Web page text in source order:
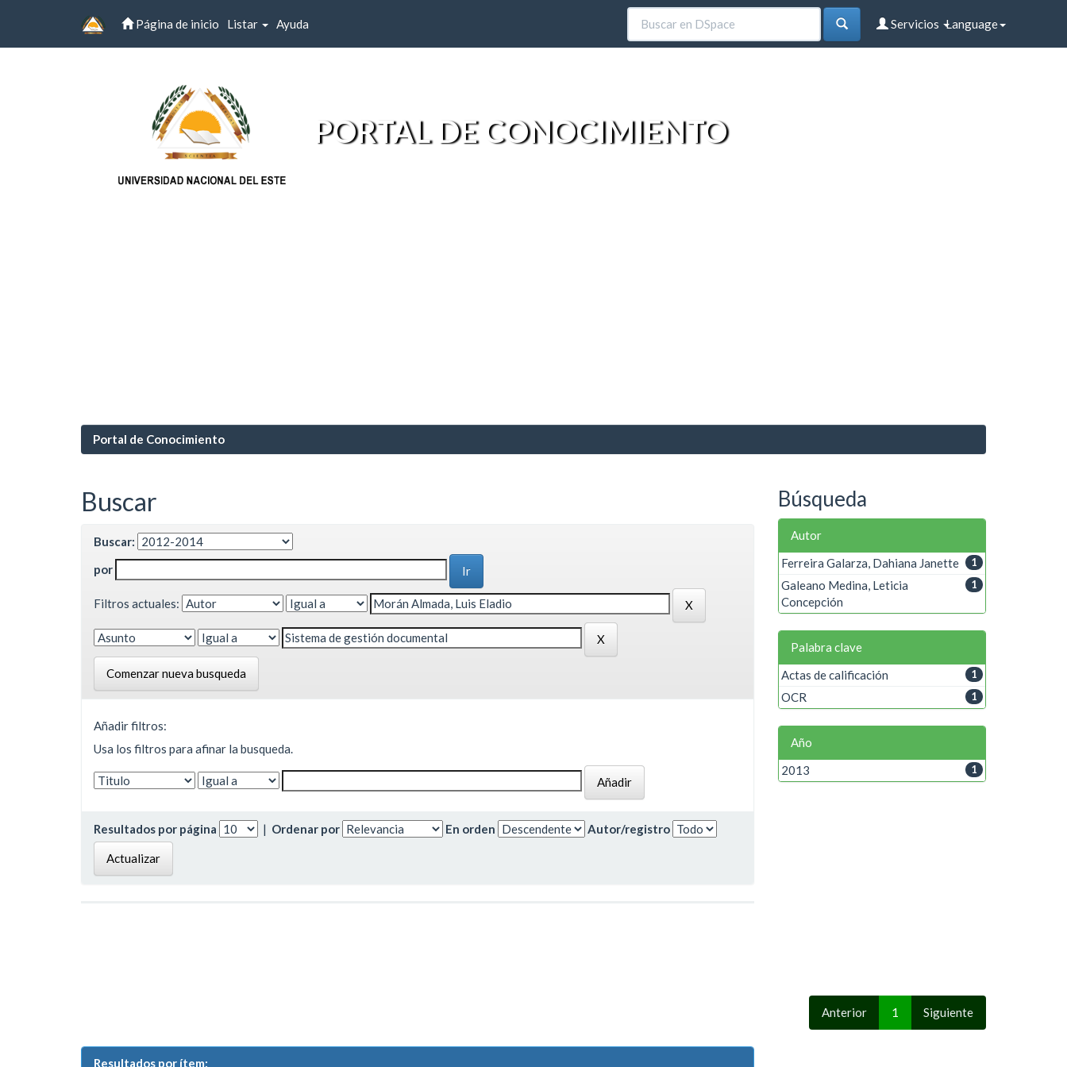
Página de inicio Listar Ayuda Language
Servicios
PORTAL DE CONOCIMIENTO
Portal de Conocimiento
Buscar
Buscar:
por
Filtros actuales:
Comenzar nueva busqueda
Añadir filtros:
Usa los filtros para afinar la busqueda.
Resultados por página | Ordenar por En orden Autor/registro
Anterior 1 Siguiente
Resultados por ítem:
Búsqueda
Autor
1
Ferreira Galarza, Dahiana Janette
1
Galeano Medina, Leticia
Concepción
Palabra clave
1
Actas de calificación
1
OCR
Año
1
2013